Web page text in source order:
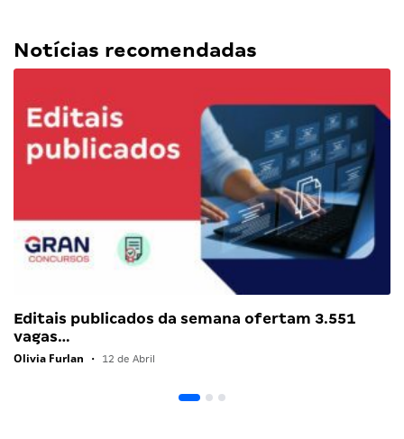
Notícias recomendadas
Editais publicados da semana ofertam 3.551
vagas…
Olivia Furlan • 12 de Abril